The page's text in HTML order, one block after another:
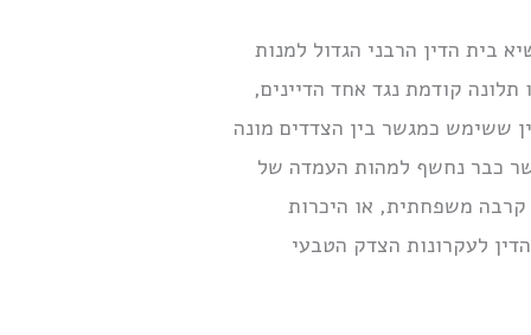
בית הדין הרבני הגדול למנות
קודמת נגד אחד הדיינים,
ששימש כמגשר בין הצדדים מונה
כבר נחשף למהות העמדה של
קרבה משפחתית, או היכרות
לעקרונות הצדק הטבעי